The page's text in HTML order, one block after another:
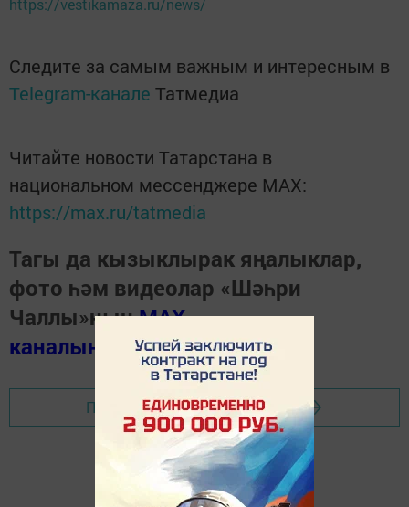
https://vestikamaza.ru/news/
Следите за самым важным и интересным в
Telegram-канале Татмедиа
Читайте новости Татарстана в
национальном мессенджере MАХ:
https://max.ru/tatmedia
Тагы да кызыклырак яңалыклар,
фото һәм видеолар «Шәһри
Чаллы»ныңMAX
каналында
(язылыгыз).
Перейти на страницу новости